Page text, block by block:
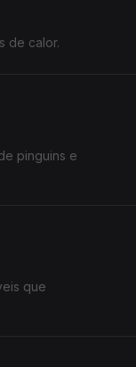
de calor.
pinguins e
que